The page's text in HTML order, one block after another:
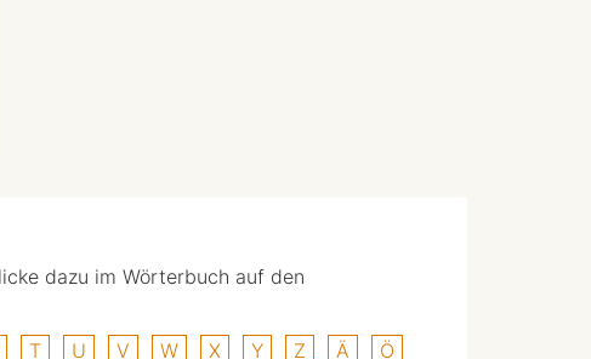
dazu im Wörterbuch auf den
T U V W X Y Z Ä Ö